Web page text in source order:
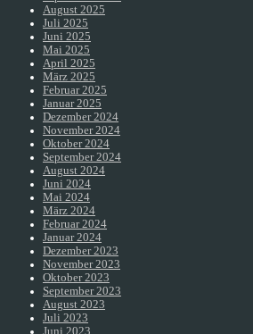
August 2025
Juli 2025
Juni 2025
Mai 2025
April 2025
März 2025
Februar 2025
Januar 2025
Dezember 2024
November 2024
Oktober 2024
September 2024
August 2024
Juni 2024
Mai 2024
März 2024
Februar 2024
Januar 2024
Dezember 2023
November 2023
Oktober 2023
September 2023
August 2023
Juli 2023
Juni 2023